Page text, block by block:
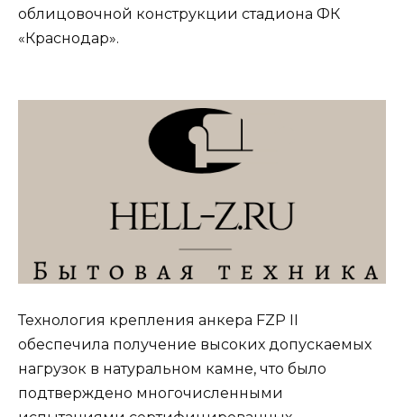
облицовочной конструкции стадиона ФК
«Краснодар».
Технология крепления анкера FZP II
обеспечила получение высоких допускаемых
нагрузок в натуральном камне, что было
подтверждено многочисленными